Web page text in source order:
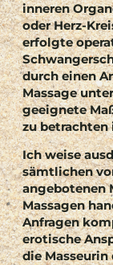
inneren
oder Herz-
erfolgte
durch einen
Massage
geeignete
zu betrachten
Ich weise
sämtlichen
angebotenen
Massagen
Anfragen
erotische
die